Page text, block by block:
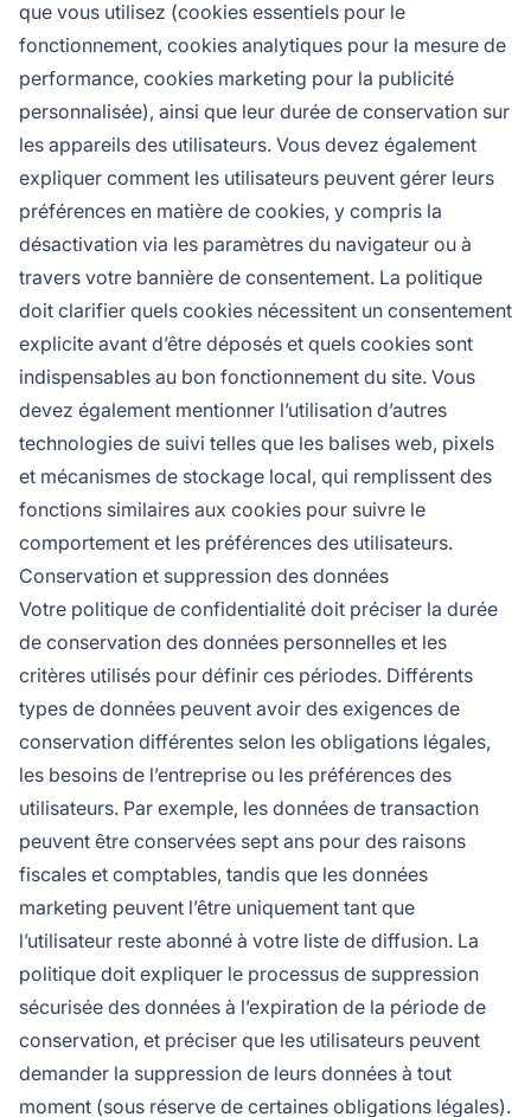
que vous utilisez (cookies essentiels pour le
fonctionnement, cookies analytiques pour la mesure de
performance, cookies marketing pour la publicité
personnalisée), ainsi que leur durée de conservation sur
les appareils des utilisateurs. Vous devez également
expliquer comment les utilisateurs peuvent gérer leurs
préférences en matière de cookies, y compris la
désactivation via les paramètres du navigateur ou à
travers votre bannière de consentement. La politique
doit clarifier quels cookies nécessitent un consentement
explicite avant d’être déposés et quels cookies sont
indispensables au bon fonctionnement du site. Vous
devez également mentionner l’utilisation d’autres
technologies de suivi telles que les balises web, pixels
et mécanismes de stockage local, qui remplissent des
fonctions similaires aux cookies pour suivre le
comportement et les préférences des utilisateurs.
Conservation et suppression des données
Votre politique de confidentialité doit préciser la durée
de conservation des données personnelles et les
critères utilisés pour définir ces périodes. Différents
types de données peuvent avoir des exigences de
conservation différentes selon les obligations légales,
les besoins de l’entreprise ou les préférences des
utilisateurs. Par exemple, les données de transaction
peuvent être conservées sept ans pour des raisons
fiscales et comptables, tandis que les données
marketing peuvent l’être uniquement tant que
l’utilisateur reste abonné à votre liste de diffusion. La
politique doit expliquer le processus de suppression
sécurisée des données à l’expiration de la période de
conservation, et préciser que les utilisateurs peuvent
demander la suppression de leurs données à tout
moment (sous réserve de certaines obligations légales).